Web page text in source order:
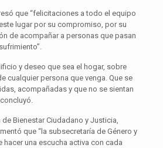
que “felicitaciones a todo el equipo
lugar por su compromiso, por su
de acompañar a personas que pasan
y deseo que sea el hogar, sobre
cualquier persona que venga. Que se
acompañadas y que no se sientan
Bienestar Ciudadano y Justicia,
que “la subsecretaría de Género y
hacer una escucha activa con cada